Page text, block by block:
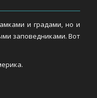
и градами, но и
заповедниками. Вот